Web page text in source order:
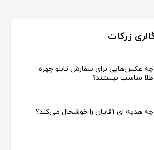
زرکات
چه عکس‌هایی برای سفارش تابلو چهره
طلا مناسب نیستند؟
چه هدیه‌ ای آقایان را خوشحال می‌کند؟